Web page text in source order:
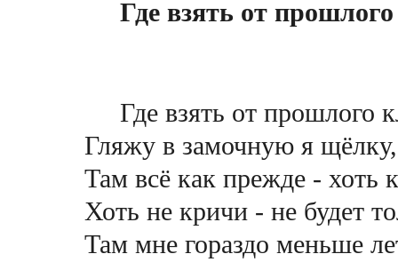
Где взять от
Где взять от прошлого
Гляжу в замочную я щёлку,
Там всё как прежде - хоть
Хоть не кричи - не будет
Там мне гораздо меньше